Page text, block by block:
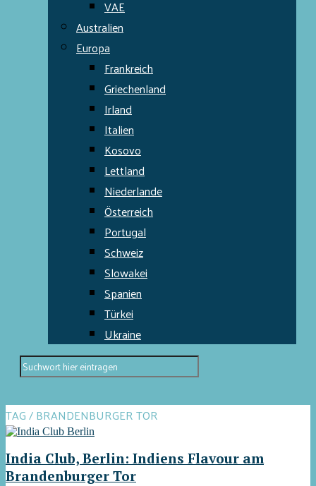
VAE
Australien
Europa
Frankreich
Griechenland
Irland
Italien
Kosovo
Lettland
Niederlande
Österreich
Portugal
Schweiz
Slowakei
Spanien
Türkei
Ukraine
TAG / BRANDENBURGER TOR
India Club, Berlin: Indiens Flavour am
Brandenburger Tor